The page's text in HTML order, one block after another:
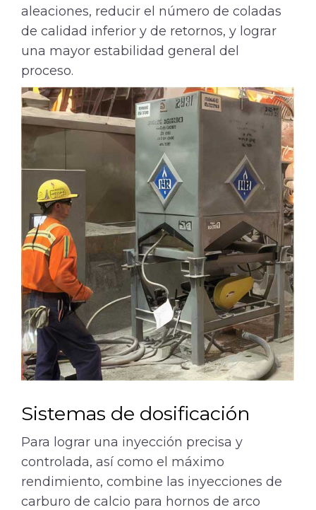
aleaciones, reducir el número de coladas
de calidad inferior y de retornos, y lograr
una mayor estabilidad general del
proceso.
Sistemas de dosificación
Para lograr una inyección precisa y
controlada, así como el máximo
rendimiento, combine las inyecciones de
carburo de calcio para hornos de arco